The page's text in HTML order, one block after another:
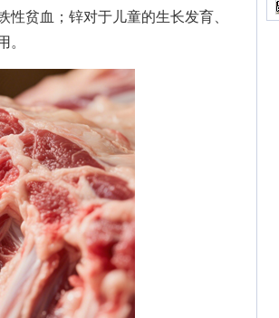
贫血；锌对于儿童的生长发育、
。